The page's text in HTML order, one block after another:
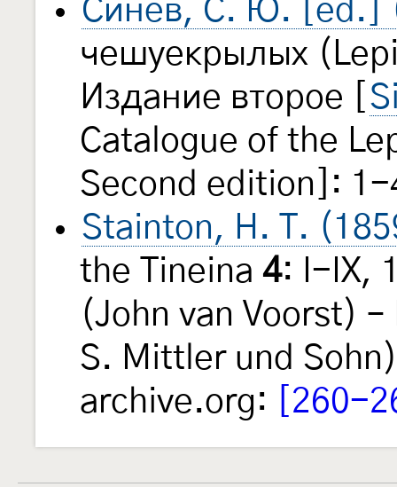
Синёв, С. Ю. [ed.]
чешуекрылых
Издание второе [
Catalogue of the
Second edition]: 1-
Stainton, H. T.
the Tineina 4: I-IX,
(John van Voorst)
S. Mittler und
archive.org:
[260-